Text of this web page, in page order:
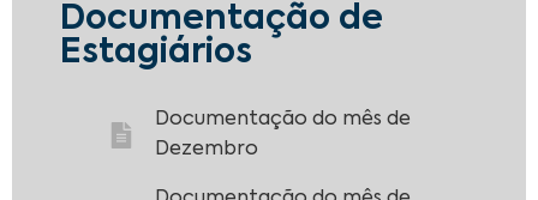
Documentação de
Estagiários
Documentação do mês de
Dezembro